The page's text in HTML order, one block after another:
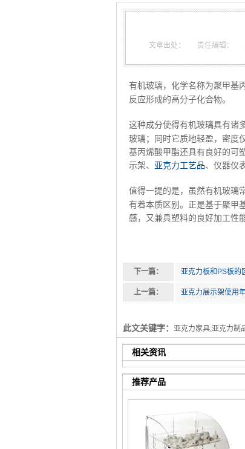
文章出处： 责任编辑：
有机玻璃，化学名称为聚甲基
反应形成的高分子化合物。
这种成分使得有机玻璃具有诸
玻璃；同时它质地轻盈，密度
基丙烯酸甲酯还具有良好的可
示架、 亚克力工艺品、仪器仪
值得一提的是，虽然有机玻璃
有着本质区别。正是基于聚甲
感，又兼具塑料的良好加工性
下一篇： 亚克力板和PS板的
上一篇： 亚克力展示架使用
此文关键字： 亚克力家具;亚克力制
相关资讯
推荐产品